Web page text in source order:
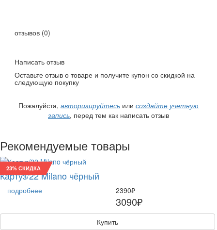
отзывов (0)
Написать отзыв
Оставьте отзыв о товаре и получите купон со скидкой на
следующую покупку
Пожалуйста, авторизируйтесь или создайте учетную
запись, перед тем как написать отзыв
Рекомендуемые товары
23% СКИДКА
Картуз/22 Milano чёрный
подробнее 2390₽
3090₽
Купить